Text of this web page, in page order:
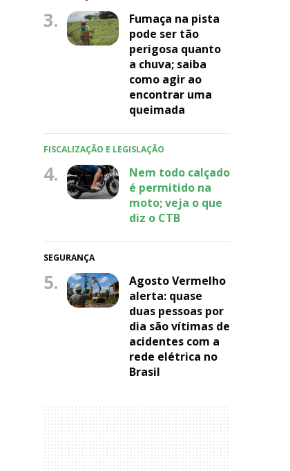
3.
Fumaça na pista
pode ser tão
perigosa quanto
a chuva; saiba
como agir ao
encontrar uma
queimada
FISCALIZAÇÃO E LEGISLAÇÃO
4.
Nem todo calçado
é permitido na
moto; veja o que
diz o CTB
SEGURANÇA
5.
Agosto Vermelho
alerta: quase
duas pessoas por
dia são vítimas de
acidentes com a
rede elétrica no
Brasil